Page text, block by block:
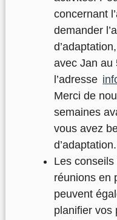
concernant
demander
avec Jan au
l’adresse
Merci de
semaines
vous avez
Les
réunions en
peuvent
planifier vos